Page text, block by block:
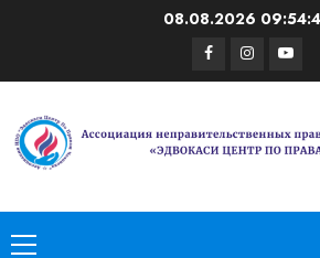
08.08.2026
Facebook
Instagram
Основное